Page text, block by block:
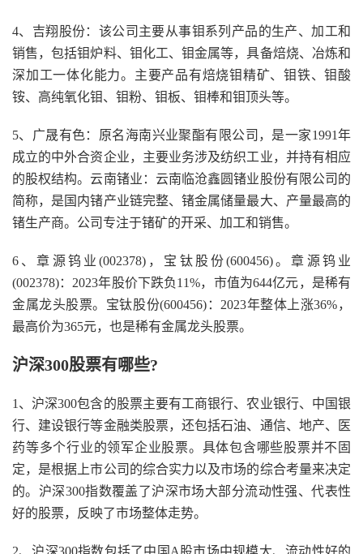
4、吉翔股份：该公司主要从事钼系列产品的生产、加工和
销售，包括钼炉料、钼化工、钼金属等，具备焙烧、冶炼和
深加工一体化能力。主要产品有焙烧钼精矿、钼铁、钼酸
铵、高纯氧化钼、钼粉、钼板、钼棒和钼顶头等。
5、广晟有色：原名海南兴业聚酯有限公司，是一家1991年
成立的中外合资企业，主要业务涉及纺织工业，并持有相应
的股权结构。云南锗业：云南临沧鑫圆锗业股份有限公司的
简称，是国内锗产业链完整、锗金属储量最大、产量最高的
锗生产商。公司专注于锗矿的开采、加工和销售。
6、章源钨业(002378)，宝钛股份(600456)。章源钨业
(002378)：2023年股价下跌负11%，市值为644亿元，是稀有
金属龙头股票。宝钛股份(600456)：2023年整体上涨36%，
最高价为365元，也是稀有金属龙头股票。
沪深300股票有哪些?
1、沪深300包含的股票主要有工商银行、农业银行、中国银
行、建设银行等金融类股票，还包括石油、通信、地产、医
药等多个行业的领军企业股票。具体包含哪些股票并不固
定，是根据上市公司的综合实力以及市场的综合考量来决定
的。沪深300指数覆盖了沪深市场大部分流动性强、代表性
好的股票，反映了市场整体走势。
2、沪深300指数包括了中国A股市场中规模大、流动性好的